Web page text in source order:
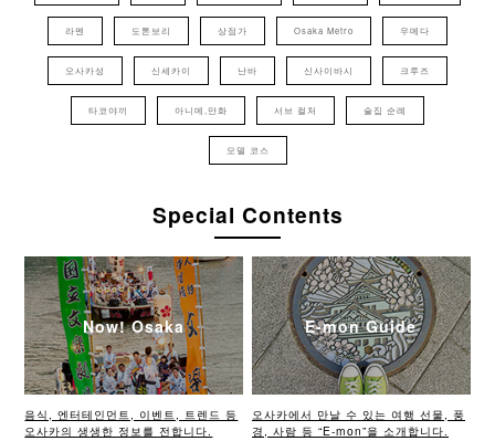
라멘 도톤보리 상점가 Osaka Metro 우메다
오사카성 신세카이 난바 신사이바시 크루즈
타코야끼 아니메,만화 서브 컬처 술집 순례
모델 코스
Special Contents
Now! Osaka
음식, 엔터테인먼트, 이벤트, 트렌드 등
오사카의 생생한 정보를 전합니다.
E-mon Guide
오사카에서 만날 수 있는 여행 선물, 풍
경, 사람 등 “E-mon”을 소개합니다.